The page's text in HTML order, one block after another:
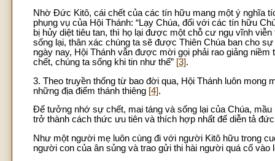
Nhờ Đức Kitô, cái chết của các tín hữu mang một ý nghĩa
phụng vụ của Hội Thánh: “Lạy Chúa, đối với các tín hữu
bị hủy diệt tiêu tan, thì họ lại được một chỗ cư ngụ vĩnh
sống lại, thân xác chúng ta sẽ được Thiên Chúa ban cho
ngày nay, Hội Thánh vẫn được mời gọi phải rao giảng
chết, chúng ta sống khi tin như thế” [3].
3. Theo truyền thống từ bao đời qua, Hội Thánh luôn
những địa điểm thánh thiêng [4].
Để tưởng nhớ sự chết, mai táng và sống lại của Chúa,
trở thành cách thức ưu tiên và thích hợp nhất để diễn tả
Như một người mẹ luôn cùng đi với người Kitô hữu trong
người con của ân sủng và trao gửi thi hài người quá cố